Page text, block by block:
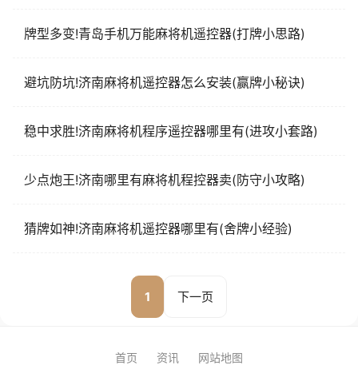
牌型多变!青岛手机万能麻将机遥控器(打牌小思路)
避坑防坑!济南麻将机遥控器怎么安装(赢牌小秘诀)
稳中求胜!济南麻将机程序遥控器哪里有(进攻小套路)
少点炮王!济南哪里有麻将机程控器卖(防守小攻略)
猜牌如神!济南麻将机遥控器哪里有(舍牌小经验)
1 下一页
首页 资讯 网站地图